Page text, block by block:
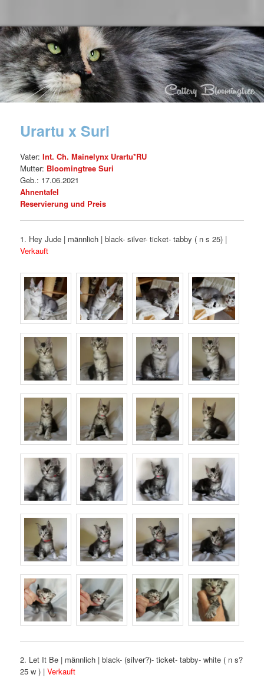
Urartu x Suri
Vater:Int. Ch. Mainelynx Urartu*RU
Mutter: Bloomingtree Suri
Geb.: 17.06.2021
Ahnentafel
Reservierung und Preis
1. Hey Jude | männlich | black- silver- ticket- tabby ( n s 25) |
Verkauft
2. Let It Be | männlich | black- (silver?)- ticket- tabby- white ( n s?
25 w ) |Verkauft